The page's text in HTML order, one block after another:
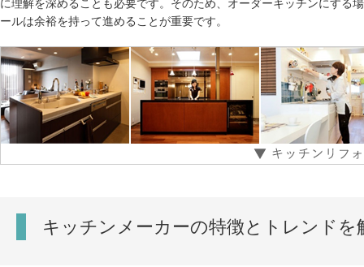
に理解を深めることも必要です。そのため、オーダーキッチンにする
ールは余裕を持って進めることが重要です。
キッチンメーカーの特徴とトレンドを